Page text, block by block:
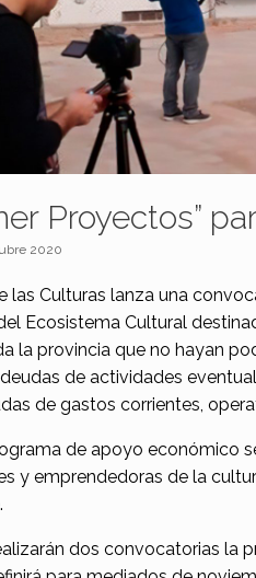
Proyectos”
2020
las Culturas lanza una
Ecosistema Cultural
la provincia que no hayan
de actividades
de gastos corrientes,
de apoyo económico
y emprendedoras de la
dos convocatorias la